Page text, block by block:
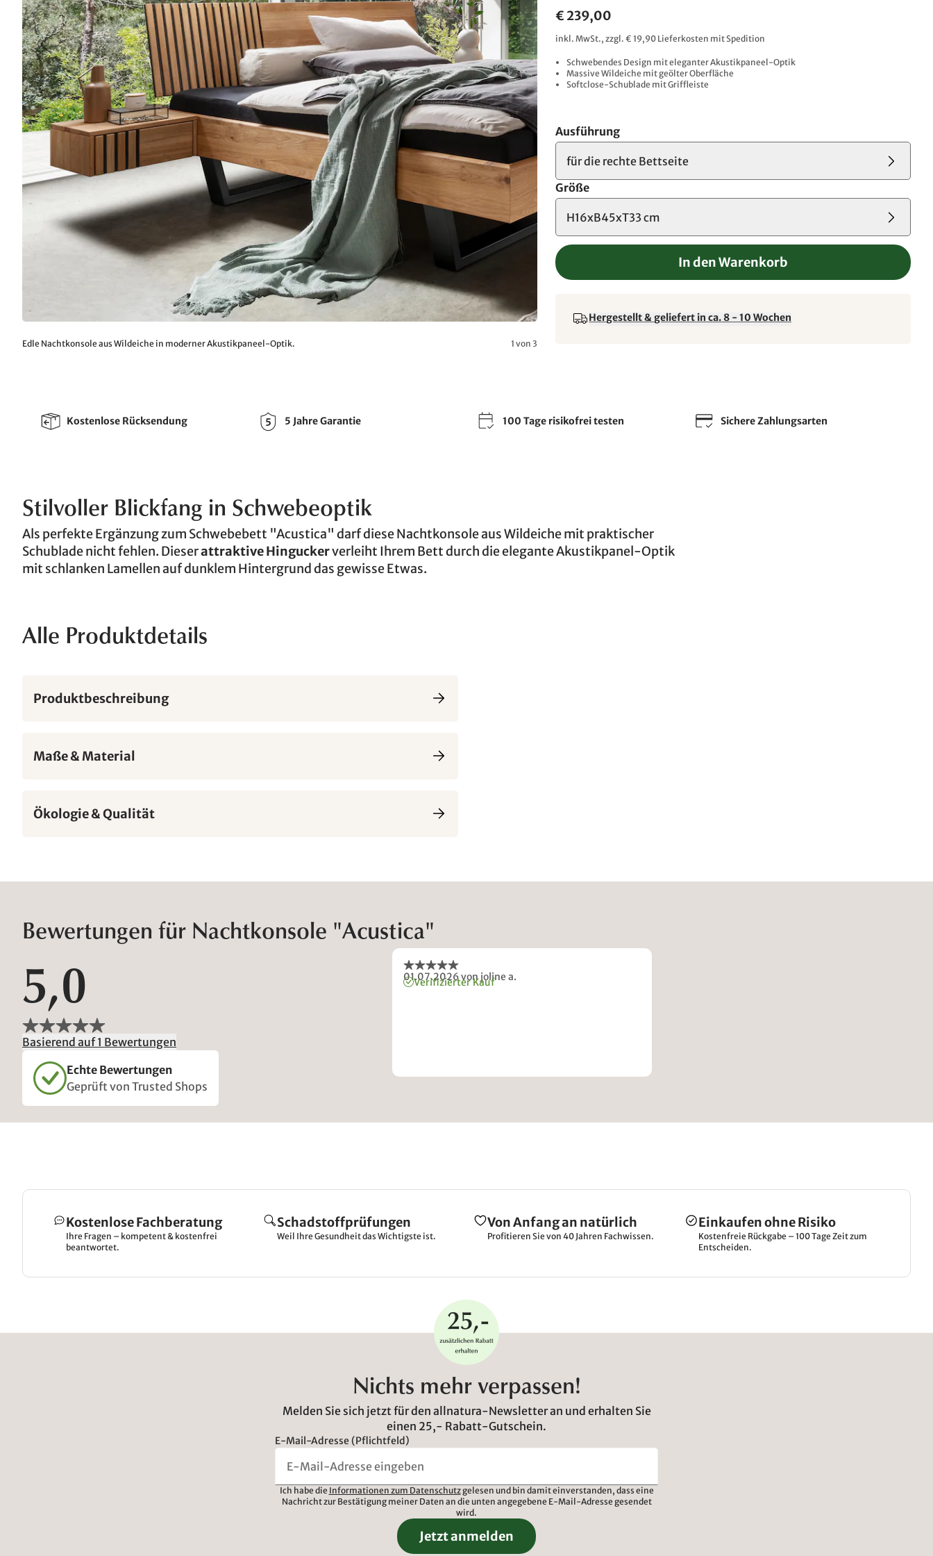
Edle Nachtkonsole aus Wildeiche in moderner Akustikpaneel-Optik. 1 von 3
€ 239,00
inkl. MwSt., zzgl. € 19,90 Lieferkosten mit Spedition
Schwebendes Design mit eleganter Akustikpaneel-Optik
Massive Wildeiche mit geölter Oberfläche​
Softclose-Schublade mit Griffleiste
Ausführung
für die rechte Bettseite
Größe
H16xB45xT33 cm
In den Warenkorb
Hergestellt & geliefert in ca. 8 - 10 Wochen
Kostenlose Rücksendung 5 Jahre Garantie 100 Tage risikofrei testen Sichere Zahlungsarten
Stilvoller Blickfang in Schwebeoptik
Als perfekte Ergänzung zum Schwebebett "Acustica" darf diese Nachtkonsole aus Wildeiche mit praktischer
Schublade nicht fehlen. Dieserattraktive Hinguckerverleiht Ihrem Bett durch die elegante Akustikpanel-Optik
mit schlanken Lamellen auf dunklem Hintergrund das gewisse Etwas.
Alle Produktdetails
Produktbeschreibung
Maße & Material
Ökologie & Qualität
Bewertungen für Nachtkonsole "Acustica"
5,0
Basierend auf 1 Bewertungen
Echte Bewertungen
Geprüft von Trusted Shops
01.07.2026von joline a.
Verifizierter Kauf
Kostenlose Fachberatung
Ihre Fragen – kompetent & kostenfrei
beantwortet.
Schadstoffprüfungen
Weil Ihre Gesundheit das Wichtigste ist.
Von Anfang an natürlich
Profitieren Sie von 40 Jahren Fachwissen.
Einkaufen ohne Risiko
Kostenfreie Rückgabe – 100 Tage Zeit zum
Entscheiden.
Nichts mehr verpassen!
Melden Sie sich jetzt für den allnatura-Newsletter an und erhalten Sie
einen 25,- Rabatt-Gutschein.
E-Mail-Adresse (Pflichtfeld)
Ich habe die Informationen zum Datenschutzgelesen und bin damit einverstanden, dass eine
Nachricht zur Bestätigung meiner Daten an die unten angegebene E-Mail-Adresse gesendet
wird.
Jetzt anmelden